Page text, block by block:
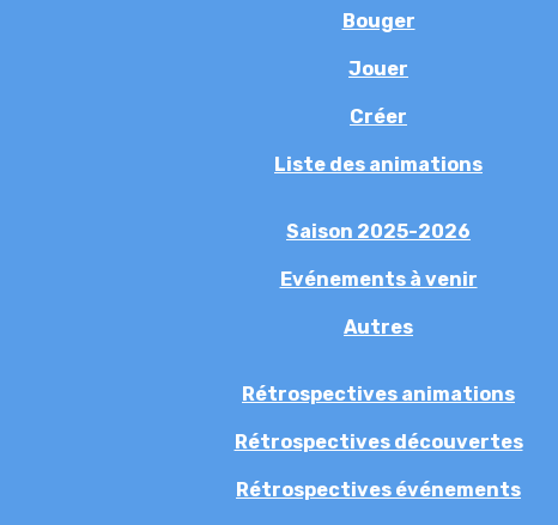
Bouger
Jouer
Créer
Liste des animations
Saison 2025-2026
Evénements à venir
Autres
Rétrospectives animations
Rétrospectives découvertes
Rétrospectives événements